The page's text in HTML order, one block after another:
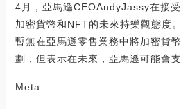
4月，亞馬遜CEOAndyJassy在接
加密貨幣和NFT的未來持樂觀態度
暫無在亞馬遜零售業務中將加密貨
劃，但表示在未來，亞馬遜可能會
Meta